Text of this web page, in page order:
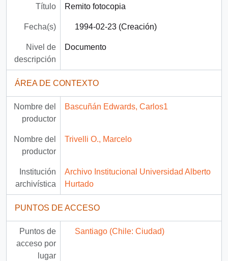
Título Remito fotocopia
Fecha(s) 1994-02-23 (Creación)
Nivel de
descripción
Documento
ÁREA DE CONTEXTO
Nombre del
productor
Bascuñán Edwards, Carlos1
Nombre del
productor
Trivelli O., Marcelo
Institución
archivística
Archivo Institucional Universidad Alberto
Hurtado
PUNTOS DE ACCESO
Puntos de
acceso por
lugar
Santiago (Chile: Ciudad)